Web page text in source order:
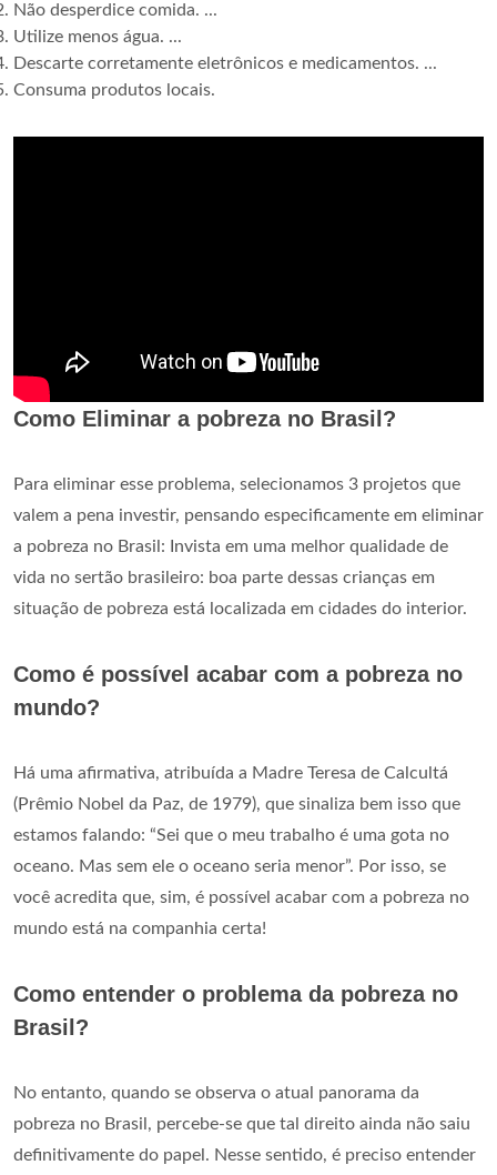
Não desperdice comida. ...
Utilize menos água. ...
Descarte corretamente eletrônicos e medicamentos. ...
Consuma produtos locais.
Como Eliminar a pobreza no Brasil?
Para eliminar esse problema, selecionamos 3 projetos que
valem a pena investir, pensando especificamente em eliminar
a pobreza no Brasil: Invista em uma melhor qualidade de
vida no sertão brasileiro: boa parte dessas crianças em
situação de pobreza está localizada em cidades do interior.
Como é possível acabar com a pobreza no
mundo?
Há uma afirmativa, atribuída a Madre Teresa de Calcultá
(Prêmio Nobel da Paz, de 1979), que sinaliza bem isso que
estamos falando: “Sei que o meu trabalho é uma gota no
oceano. Mas sem ele o oceano seria menor”. Por isso, se
você acredita que, sim, é possível acabar com a pobreza no
mundo está na companhia certa!
Como entender o problema da pobreza no
Brasil?
No entanto, quando se observa o atual panorama da
pobreza no Brasil, percebe-se que tal direito ainda não saiu
definitivamente do papel. Nesse sentido, é preciso entender